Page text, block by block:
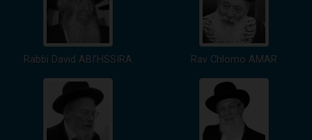
Rabbi David ABI'HSSIRA Rav Chlomo AMAR